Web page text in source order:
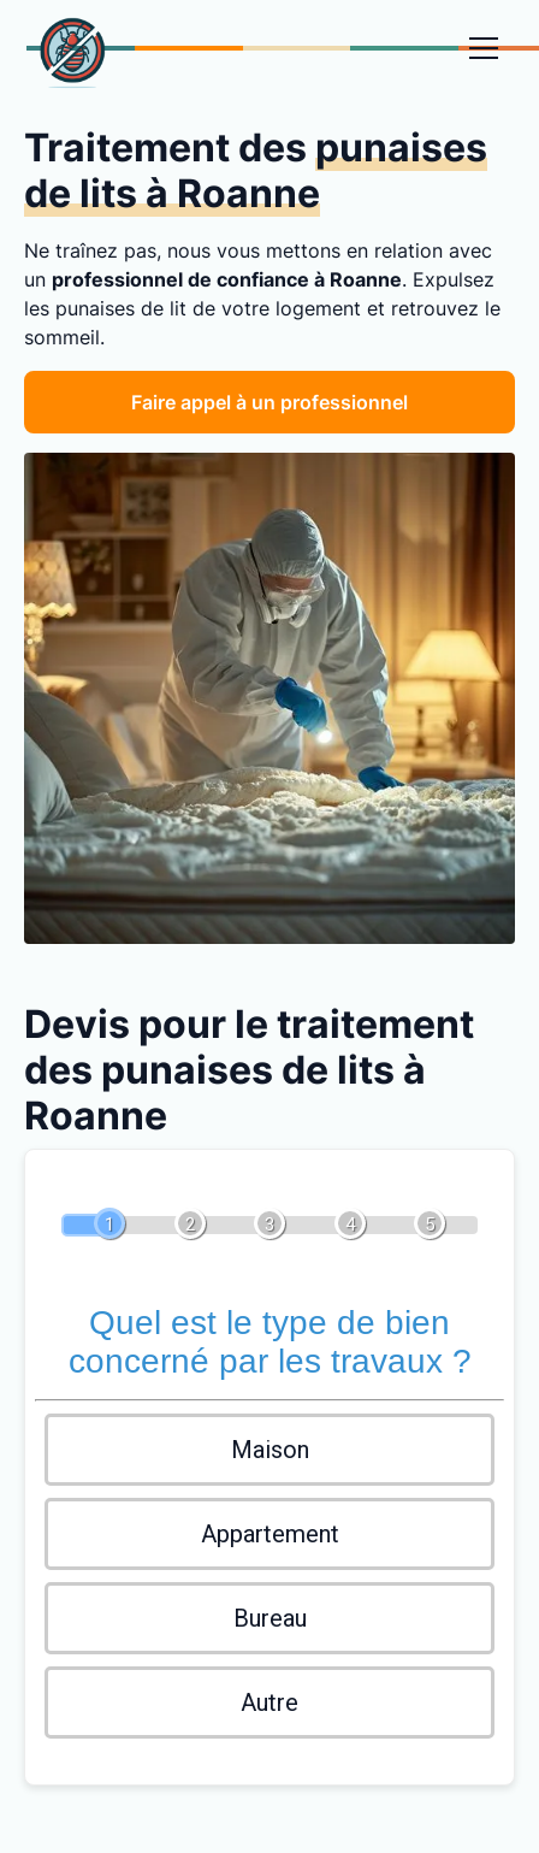
Traitement des punaises
de lits à Roanne
Ne traînez pas, nous vous mettons en relation avec
un professionnel de confiance à Roanne. Expulsez
les punaises de lit de votre logement et retrouvez le
sommeil.
Faire appel à un professionnel
Devis pour le traitement
des punaises de lits à
Roanne
1 2 3 4 5
Quel est le type de bien
concerné par les travaux ?
Maison
Appartement
Bureau
Autre